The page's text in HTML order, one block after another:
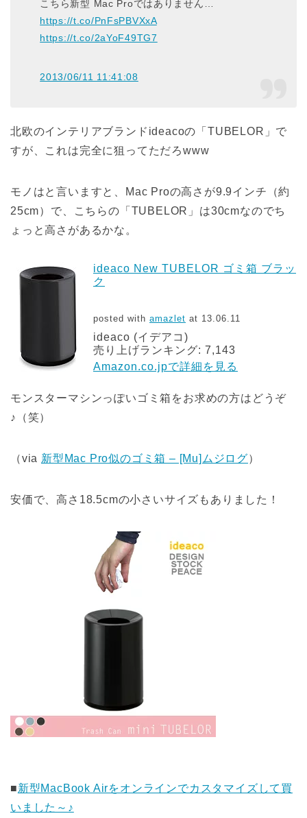
こちら新型 Mac Proではありません…
https://t.co/PnFsPBVXxA
https://t.co/2aYoF49TG7
2013/06/11 11:41:08
北欧のインテリアブランドideacoの「TUBELOR」で
すが、これは完全に狙ってただろwww
モノはと言いますと、Mac Proの高さが9.9インチ（約
25cm）で、こちらの「TUBELOR」は30cmなのでち
ょっと高さがあるかな。
ideaco New TUBELOR ゴミ箱 ブラッ
ク
posted with amazlet at 13.06.11
ideaco (イデアコ)
売り上げランキング: 7,143
Amazon.co.jpで詳細を見る
モンスターマシンっぽいゴミ箱をお求めの方はどうぞ
♪（笑）
（via 新型Mac Pro似のゴミ箱 – [Mu]ムジログ）
安価で、高さ18.5cmの小さいサイズもありました！
■新型MacBook Airをオンラインでカスタマイズして買
いました～♪